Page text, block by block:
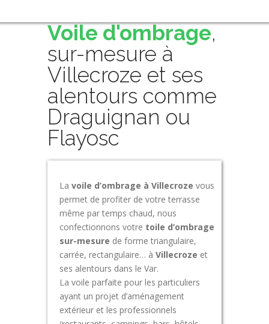
Voile d'ombrage,
sur-mesure à
Villecroze et ses
alentours comme
Draguignan ou
Flayosc
La voile d’ombrage à Villecroze vous
permet de profiter de votre terrasse
même par temps chaud, nous
confectionnons votre toile d’ombrage
sur-mesure de forme triangulaire,
carrée, rectangulaire… à Villecroze et
ses alentours dans le Var.
La voile parfaite pour les particuliers
ayant un projet d’aménagement
extérieur et les professionnels